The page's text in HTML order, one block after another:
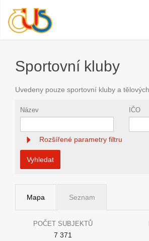
Sportovní kluby
Uvedeny pouze sportovní kluby a
Název IČO
Rozšířené parametry filtru
Vyhledat
Mapa Seznam
POČET SUBJEKTŮ
7 371